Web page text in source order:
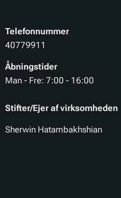
Telefonnummer
40779911
Åbningstider
Man - Fre: 7:00 - 16:00
Stifter/Ejer af virksomheden
Sherwin Hatambakhshian